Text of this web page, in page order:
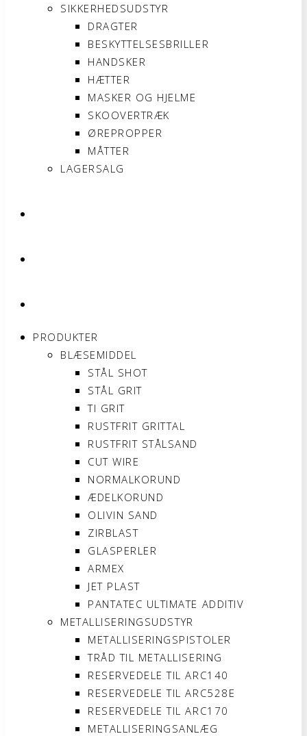
SIKKERHEDSUDSTYR
DRAGTER
BESKYTTELSESBRILLER
HANDSKER
HÆTTER
MASKER OG HJELME
SKOOVERTRÆK
ØREPROPPER
MÅTTER
LAGERSALG
PRODUKTER
BLÆSEMIDDEL
STÅL SHOT
STÅL GRIT
TI GRIT
RUSTFRIT GRITTAL
RUSTFRIT STÅLSAND
CUT WIRE
NORMALKORUND
ÆDELKORUND
OLIVIN SAND
ZIRBLAST
GLASPERLER
ARMEX
JET PLAST
PANTATEC ULTIMATE ADDITIV
METALLISERINGSUDSTYR
METALLISERINGSPISTOLER
TRÅD TIL METALLISERING
RESERVEDELE TIL ARC140
RESERVEDELE TIL ARC528E
RESERVEDELE TIL ARC170
METALLISERINGSANLÆG